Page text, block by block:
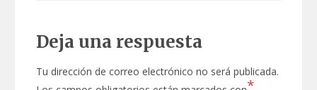
Deja una respuesta
Tu dirección de correo electrónico no será publicada.
*